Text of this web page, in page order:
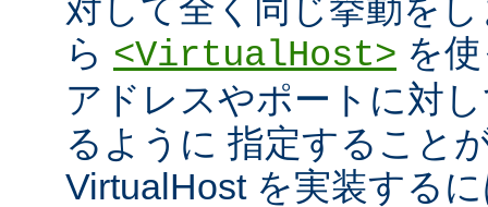
対して全く同じ挙動を
ら <VirtualHost> を
アドレスやポートに対
るように 指定すること
VirtualHost を実装する